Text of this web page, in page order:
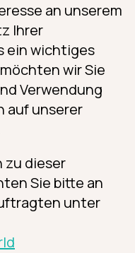
an unserem
Ihrer
ein wichtiges
wir Sie
Verwendung
auf unserer
zu dieser
Sie bitte an
unter